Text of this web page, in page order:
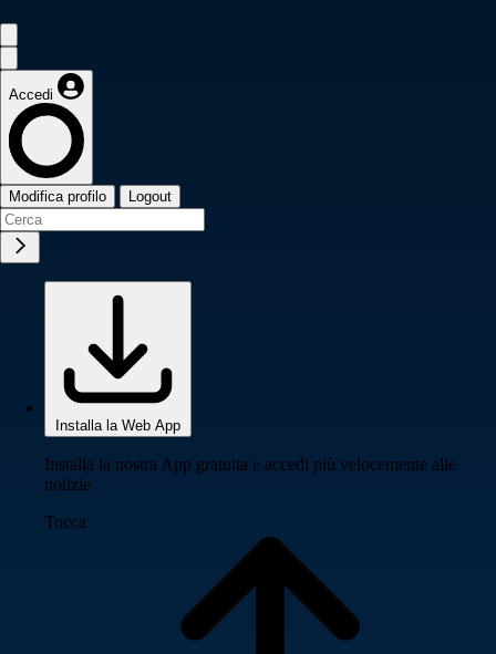
Accedi
Modifica profilo Logout
Installa la Web App
Installa la nostra App gratuita e accedi più velocemente alle
notizie
Tocca